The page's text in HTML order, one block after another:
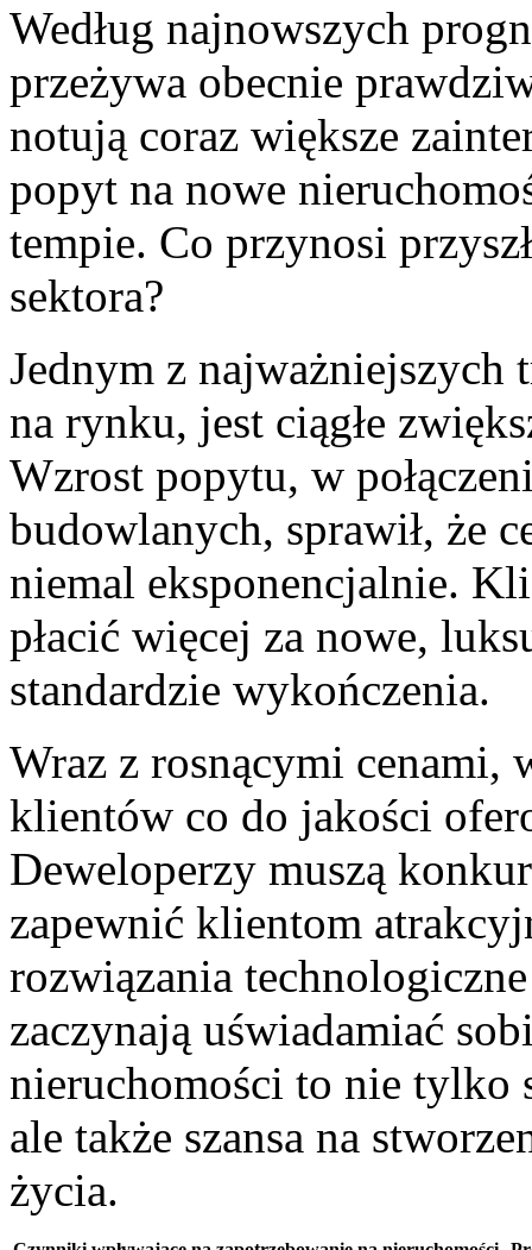
Według najnowszych
przeżywa obecnie
notują ​coraz większe
popyt na nowe
tempie. Co przynosi
sektora?
Jednym ⁤z najważniejszych
na rynku, jest ciągłe
Wzrost ‌popytu, w
budowlanych, sprawił, że
niemal eksponencjalnie.
płacić więcej za nowe,
standardzie wykończenia.
Wraz z ‌rosnącymi cenami,
klientów ⁤co do jakości
Deweloperzy muszą
zapewnić klientom
rozwiązania⁢
zaczynają‌ uświadamiać
⁤nieruchomości to nie tylko
ale‌ także szansa ⁣na
życia.